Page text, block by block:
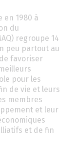
en 1980 à
du
regroupe 14
peu partout au
favoriser
pour les
de vie et leurs
membres
et leur
et de fin